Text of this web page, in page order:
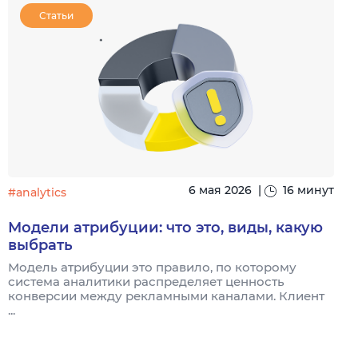
Статьи
#analytics 6 мая 2026 16 минут
Модели атрибуции: что это, виды, какую
выбрать
Модель атрибуции это правило, по которому
система аналитики распределяет ценность
конверсии между рекламными каналами. Клиент
...